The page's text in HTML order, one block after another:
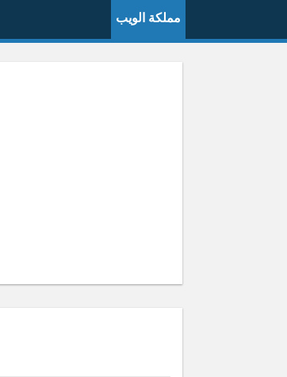
مملكة الويب